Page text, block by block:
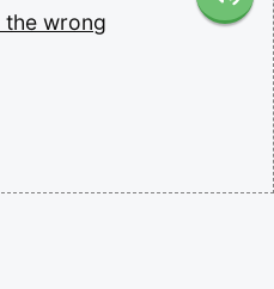
the wrong